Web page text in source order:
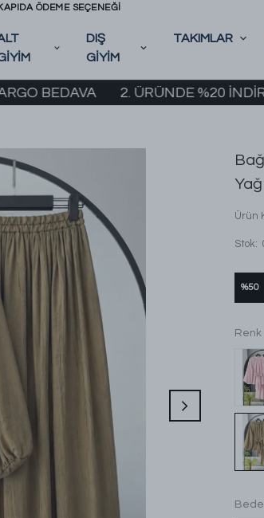
ÖDEME SEÇENEĞİ
DIŞ
GİYİM
TAKIMLAR
2. ÜRÜNDE %20 İNDİRİM
Ürün
Stok:
%50
Renk